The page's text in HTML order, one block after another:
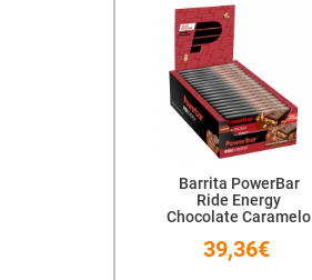
Barrita PowerBar
Ride Energy
Chocolate Caramelo
39,36€